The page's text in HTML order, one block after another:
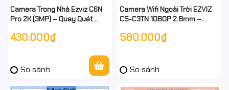
Camera Trong Nhà Ezviz C6N
Pro 2K (3MP) – Quay Quét
Đàm Thoại 2 Chiều – Full VAT
430.000₫
So sánh
Camera Wifi Ngoài Trời EZVIZ
CS-C3TN 1080P 2.8mm –
580.000₫
So sánh